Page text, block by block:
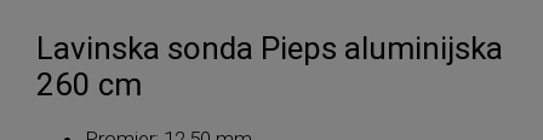
Lavinska sonda Pieps aluminijska
260 cm